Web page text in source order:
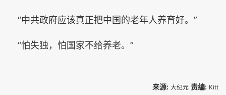
“中共政府应该真正把中国的老年人养育好。”
“怕失独，怕国家不给养老。”
来源: 大纪元 责编: Kitt